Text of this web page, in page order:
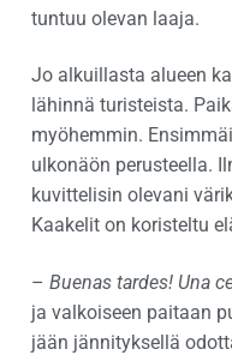
tuntuu olevan laaja.
Jo alkuillasta alueen
lähinnä turisteista.
myöhemmin.
ulkonäön perusteella.
kuvittelisin olevani
Kaakelit on koristeltu
– Buenas tardes! Una
ja valkoiseen paitaan
jään jännityksellä